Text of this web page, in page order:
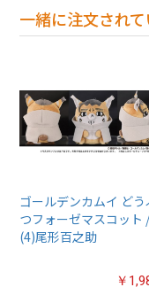
一緒に注文され
ゴールデンカムイ どう
つフォーゼマスコット
(4)尾形百之助
￥